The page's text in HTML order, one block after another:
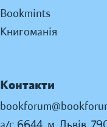
Bookmints
Книгоманія
Контакти